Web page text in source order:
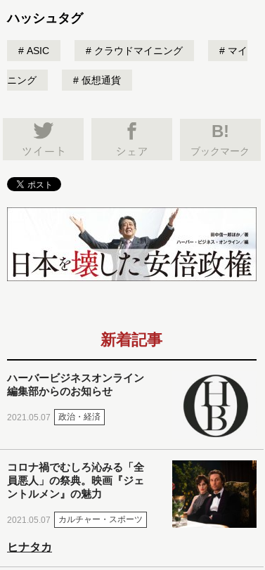
ハッシュタグ
ASIC クラウドマイニング マイ
ニング 仮想通貨
B!
ブックマーク
新着記事
ハーバービジネスオンライン
編集部からのお知らせ
2021.05.07 政治・経済
コロナ禍でむしろ沁みる「全
員悪人」の祭典。映画『ジェ
ントルメン』の魅力
2021.05.07 カルチャー・スポーツ
ヒナタカ